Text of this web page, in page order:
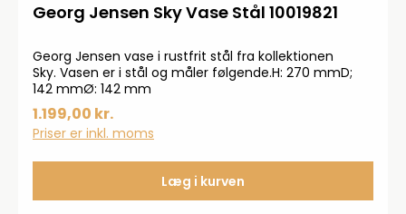
Georg Jensen Sky Vase Stål 10019821
Georg Jensen vase i rustfrit stål fra kollektionen
Sky. Vasen er i stål og måler følgende.H: 270 mmD;
142 mmØ: 142 mm
1.199,00 kr.
Priser er inkl. moms
Læg i kurven